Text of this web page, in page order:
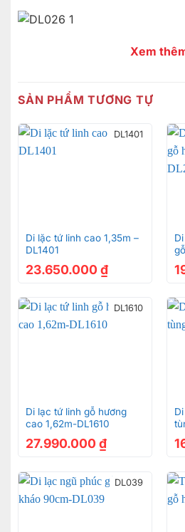
Xem
SẢN PHẨM TƯƠNG TỰ
DL1401
Di lặc tứ linh cao 1,35m –
DL1401
23.650.000 ₫
DL1610
Di lạc tứ linh gỗ hương
cao 1,62m-DL1610
27.990.000 ₫
DL039